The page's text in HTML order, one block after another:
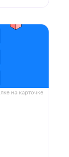
на карточке